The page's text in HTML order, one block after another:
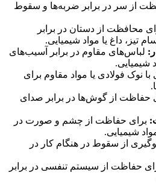
از سر در برابر ضربه‌ها و سقوط
محافظت از دستان در برابر
تیز، داغ یا مواد شیمیایی.
لباس‌های مقاوم در برابر آسیب‌های
شیمیایی.
نوک فولادی یا مواد مقاوم برای
حفاظت از گوش‌ها در برابر صدای
برای حفاظت از چشم و صورت در
شیمیایی.
از سقوط در هنگام کار در
حفاظت از سیستم تنفسی در برابر